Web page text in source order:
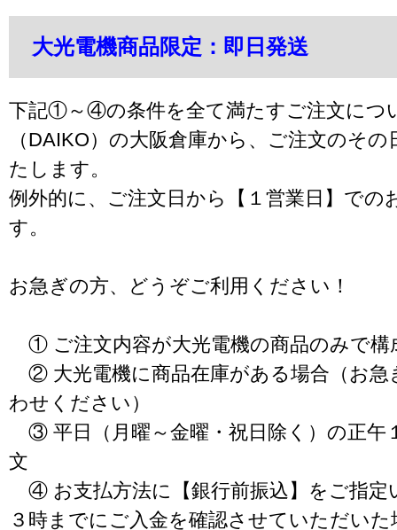
大光電機商品限定：即日発送
下記①～④の条件を全て満たすご注文につ
（DAIKO）の大阪倉庫から、ご注文のそ
たします。
例外的に、ご注文日から【１営業日】での
す。
お急ぎの方、どうぞご利用ください！
① ご注文内容が大光電機の商品のみで構
② 大光電機に商品在庫がある場合（お急
わせください）
③ 平日（月曜～金曜・祝日除く）の正午
文
④ お支払方法に【銀行前振込】をご指定
３時までにご入金を確認させていただいた